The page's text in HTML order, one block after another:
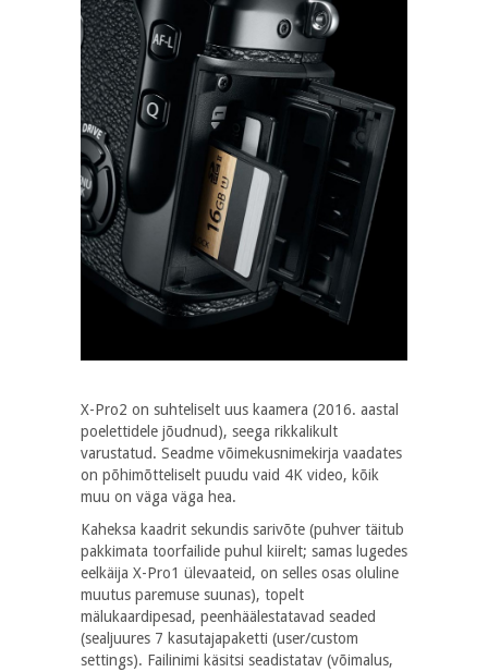
X-Pro2 on suhteliselt uus kaamera (2016. aastal
poelettidele jõudnud), seega rikkalikult
varustatud. Seadme võimekusnimekirja vaadates
on põhimõtteliselt puudu vaid 4K video, kõik
muu on väga väga hea.
Kaheksa kaadrit sekundis sarivõte (puhver täitub
pakkimata toorfailide puhul kiirelt; samas lugedes
eelkäija X-Pro1 ülevaateid, on selles osas oluline
muutus paremuse suunas), topelt
mälukaardipesad, peenhäälestatavad seaded
(sealjuures 7 kasutajapaketti (user/custom
settings). Failinimi käsitsi seadistatav (võimalus,